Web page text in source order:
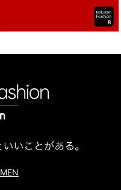
MEN